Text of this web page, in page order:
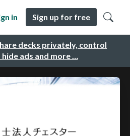
decks privately, control
ads and more …
in Sign up for free